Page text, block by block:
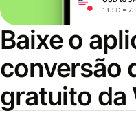
Baixe o
conversão
gratuito da